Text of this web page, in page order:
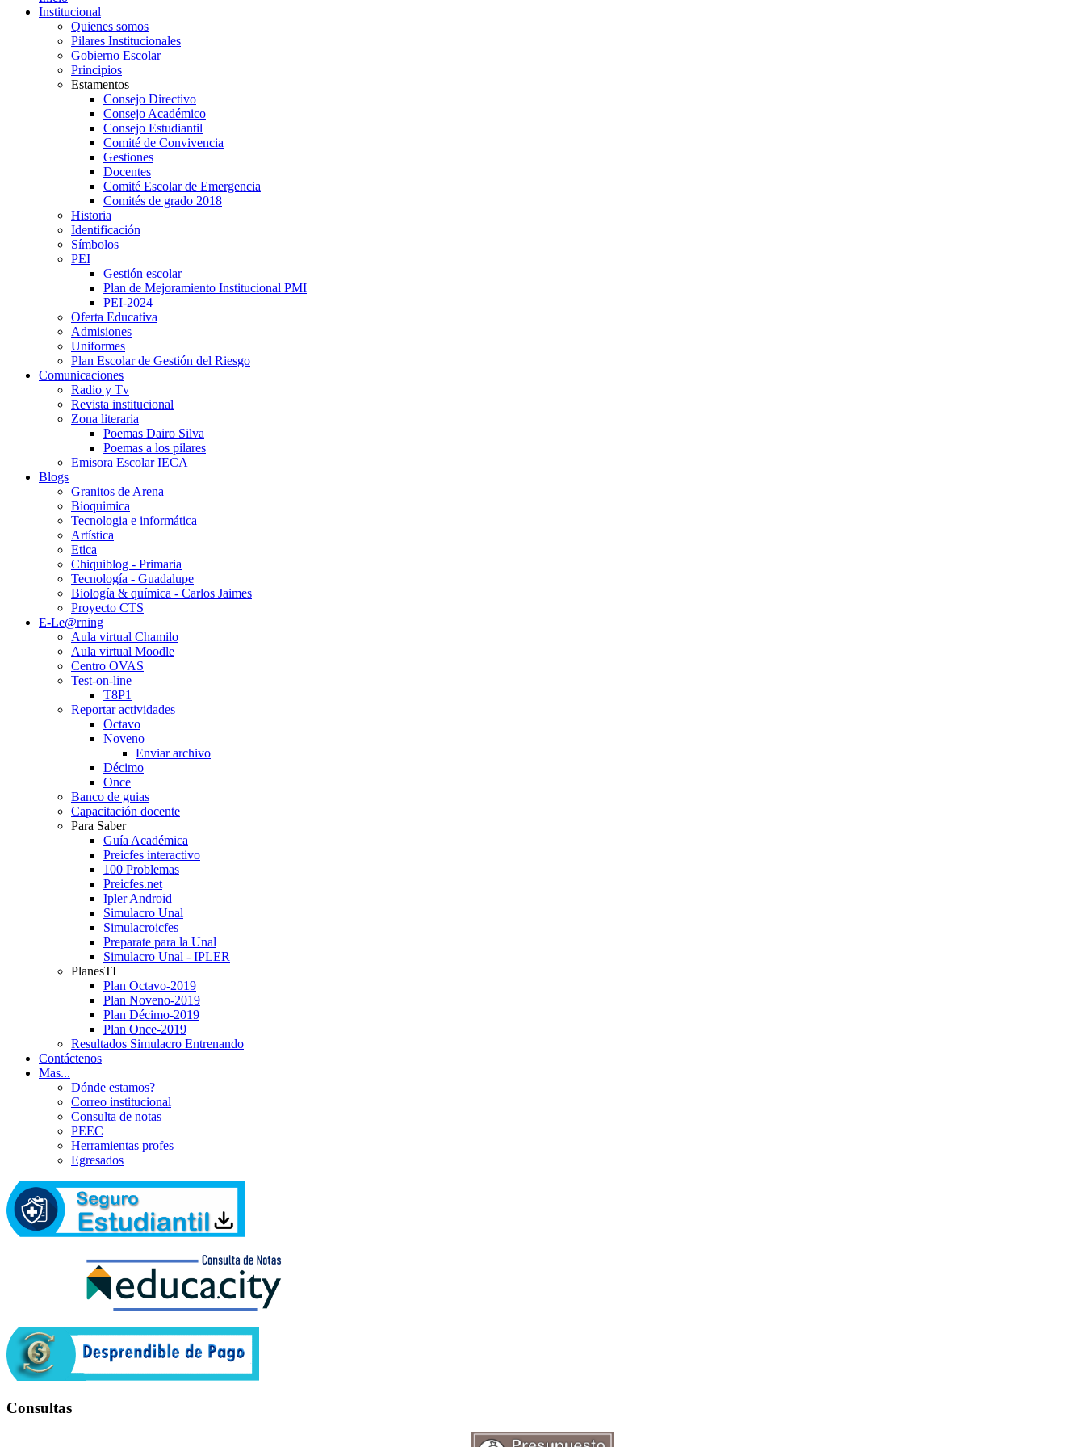
Institucional
Quienes somos
Pilares Institucionales
Gobierno Escolar
Principios
Estamentos
Consejo Directivo
Consejo Académico
Consejo Estudiantil
Comité de Convivencia
Gestiones
Docentes
Comité Escolar de Emergencia
Comités de grado 2018
Historia
Identificación
Símbolos
PEI
Gestión escolar
Plan de Mejoramiento Institucional PMI
PEI-2024
Oferta Educativa
Admisiones
Uniformes
Plan Escolar de Gestión del Riesgo
Comunicaciones
Radio y Tv
Revista institucional
Zona literaria
Poemas Dairo Silva
Poemas a los pilares
Emisora Escolar IECA
Blogs
Granitos de Arena
Bioquimica
Tecnologia e informática
Artística
Etica
Chiquiblog - Primaria
Tecnología - Guadalupe
Biología & química - Carlos Jaimes
Proyecto CTS
E-Le@rning
Aula virtual Chamilo
Aula virtual Moodle
Centro OVAS
Test-on-line
T8P1
Reportar actividades
Octavo
Noveno
Enviar archivo
Décimo
Once
Banco de guias
Capacitación docente
Para Saber
Guía Académica
Preicfes interactivo
100 Problemas
Preicfes.net
Ipler Android
Simulacro Unal
Simulacroicfes
Preparate para la Unal
Simulacro Unal - IPLER
PlanesTI
Plan Octavo-2019
Plan Noveno-2019
Plan Décimo-2019
Plan Once-2019
Resultados Simulacro Entrenando
Contáctenos
Mas...
Dónde estamos?
Correo institucional
Consulta de notas
PEEC
Herramientas profes
Egresados
Consultas